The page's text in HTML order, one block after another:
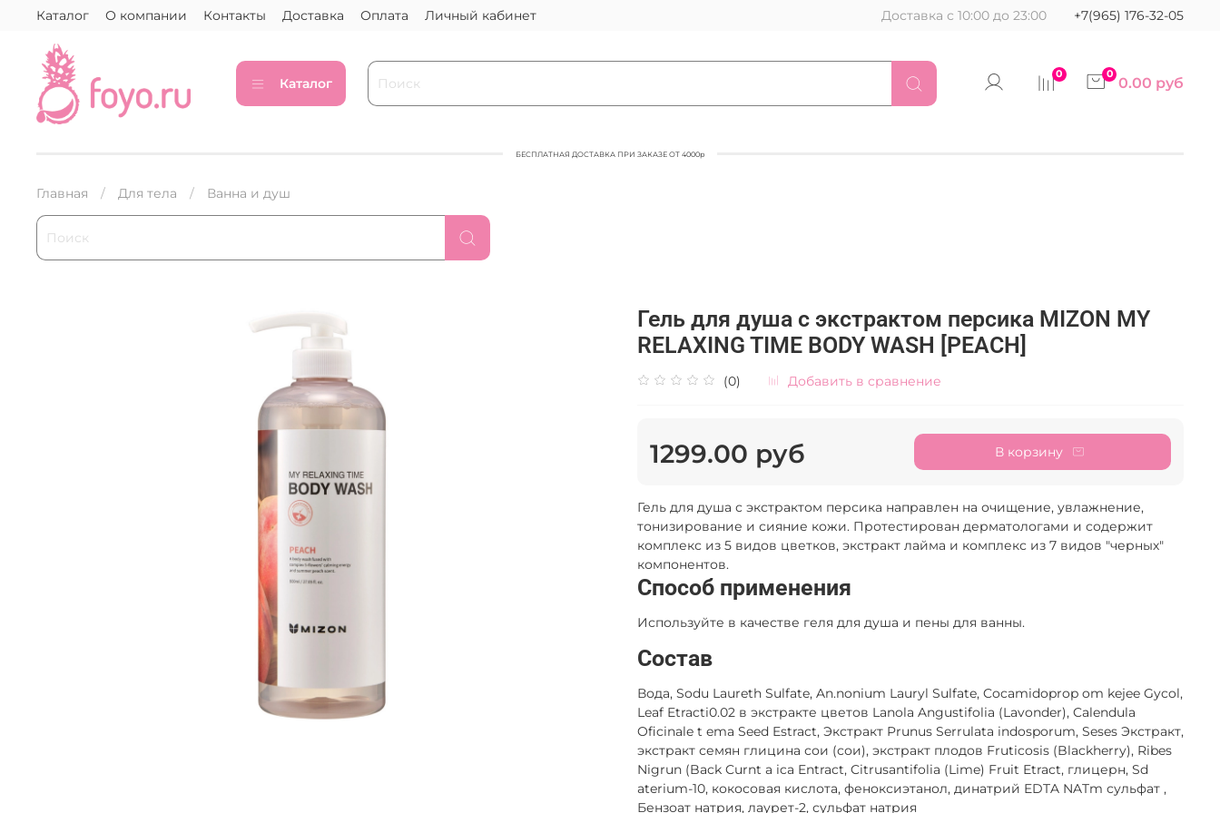
Каталог О компании Контакты Доставка Оплата Личный кабинет Доставка с 10:00 до 23:00 +7(965) 176-32-05
Каталог
0 0 0.00 руб
БЕСПЛАТНАЯ ДОСТАВКА ПРИ ЗАКАЗЕ ОТ 4000р
Главная Для тела Ванна и душ
Гель для душа с экстрактом персика MIZON MY
RELAXING TIME BODY WASH [PEACH]
(0) Добавить в сравнение
1299.00 руб В корзину
Гель для душа с экстрактом персика направлен на очищение, увлажнение,
тонизирование и сияние кожи. Протестирован дерматологами и содержит
комплекс из 5 видов цветков, экстракт лайма и комплекс из 7 видов "черных"
компонентов.
Способ применения
Используйте в качестве геля для душа и пены для ванны.
Состав
Вода, Sodu Laureth Sulfate, An.nonium Lauryl Sulfate, Cocamidoprop om kejee Gycol,
Leaf Etracti0.02 в экстракте цветов Lanola Angustifolia (Lavonder), Calendula
Oficinale t ema Seed Estract, Экстракт Prunus Serrulata indosporum, Seses Экстракт,
экстракт семян глицина сои (сои), экстракт плодов Fruticosis (Blackherry), Ribes
Nigrun (Back Curnt a ica Entract, Citrusantifolia (Lime) Fruit Etract, глицерн, Sd
aterium-10, кокосовая кислота, феноксиэтанол, динатрий EDTA NATm сульфат ,
Бензоат натрия, лаурет-2, сульфат натрия